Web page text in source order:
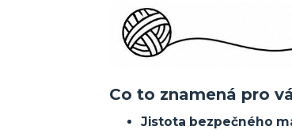
Co to znamená pro
Jistota bezpečného